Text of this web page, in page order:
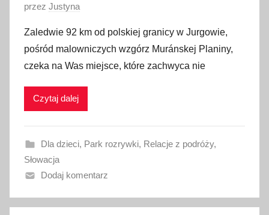
O
u
b
l
i
a
n
o
c
przez Justyna
Zaledwie 92 km od polskiej granicy w Jurgowie,
pośród malowniczych wzgórz Muránskej Planiny,
czeka na Was miejsce, które zachwyca nie
Czytaj dalej
Dla dzieci, Park rozrywki, Relacje z podróży,
Słowacja
Dodaj komentarz